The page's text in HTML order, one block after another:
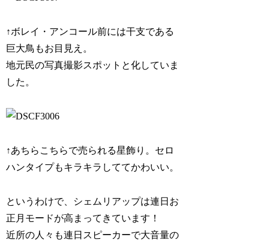
↑ボレイ・アンコール前には干支である
巨大鳥もお目見え。
地元民の写真撮影スポットと化していま
した。
↑あちらこちらで売られる星飾り。セロ
ハンタイプもキラキラしててかわいい。
というわけで、シェムリアップは連日お
正月モードが高まってきています！
近所の人々も連日スピーカーで大音量の